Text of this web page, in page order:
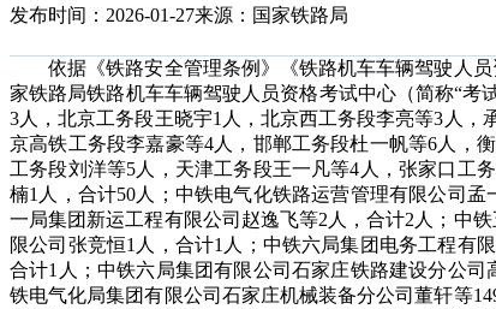
发布时间：2026-01-27来源：国家铁路局
依据《铁路安全管理条例》《铁路机车车辆驾驶人员
家铁路局铁路机车车辆驾驶人员资格考试中心（简称“
3人，北京工务段王晓宇1人，北京西工务段李亮等3人
京高铁工务段李嘉豪等4人，邯郸工务段杜一帆等6人，
工务段刘洋等5人，天津工务段王一凡等4人，张家口工
楠1人，合计50人；中铁电气化铁路运营管理有限公司
一局集团新运工程有限公司赵逸飞等2人，合计2人；中
限公司张竞恒1人，合计1人；中铁六局集团电务工程有
合计1人；中铁六局集团有限公司石家庄铁路建设分公
铁电气化局集团有限公司石家庄机械装备分公司董轩等